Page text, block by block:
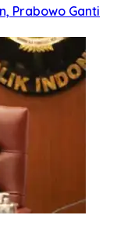
Prabowo Ganti